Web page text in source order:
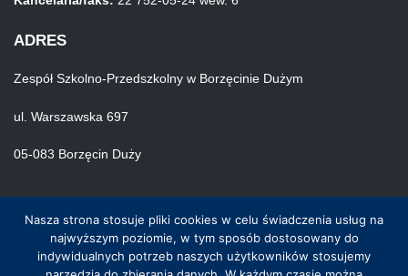
ADRES
Zespół Szkolno-Przedszkolny w Borzęcinie Dużym
ul. Warszawska 697
05-083 Borzęcin Duży
Nasza strona stosuje pliki cookies w celu świadczenia usług na
najwyższym poziomie, w tym sposób dostosowany do
indywidualnych potrzeb naszych użytkowników stosujemy